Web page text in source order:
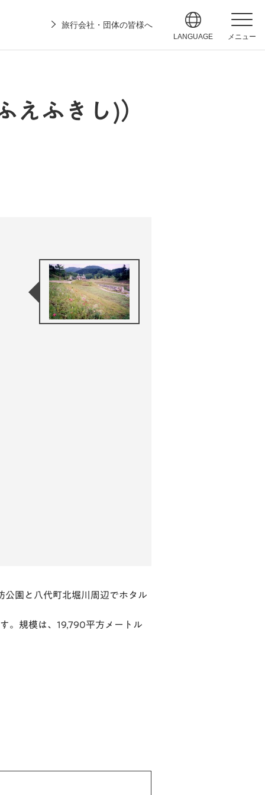
旅行会社・団体の皆様へ
LANGUAGE メニュー
えふきし)）
公園と八代町北堀川周辺でホタル
。規模は、19,790平方メートル